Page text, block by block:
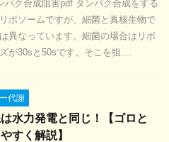
ク合成阻害pdf タンパク合成をする
ボソームですが、細菌と真核生物で
異なっています。細菌の場合はリボ
が30sと50sです。そこを狙 ...
代謝
水力発電と同じ！【ゴロと
すく解説】